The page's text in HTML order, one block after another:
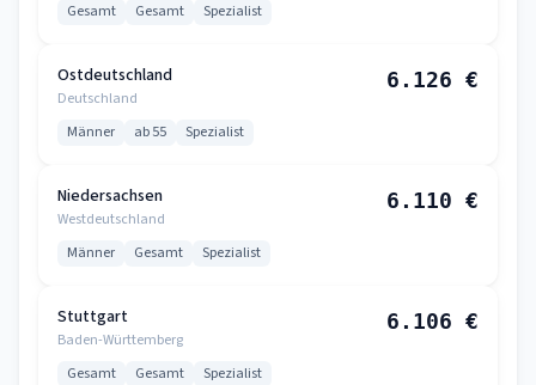
Gesamt Gesamt Spezialist
Ostdeutschland
Deutschland
6.126 €
Männer ab 55 Spezialist
Niedersachsen
Westdeutschland
6.110 €
Männer Gesamt Spezialist
Stuttgart
Baden-Württemberg
6.106 €
Gesamt Gesamt Spezialist